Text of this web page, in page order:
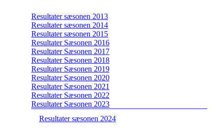
Resultater sæsonen 2013
Resultater sæsonen 2014
Resultater sæsonen 2015
Resultater Sæsonen 2016
Resultater Sæsonen 2017
Resultater Sæsonen 2018
Resultater Sæsonen 2019
Resultater Sæsonen 2020
Resultater Sæsonen 2021
Resultater Sæsonen 2022
Resultater Sæsonen 2023
Resultater sæsonen 2024